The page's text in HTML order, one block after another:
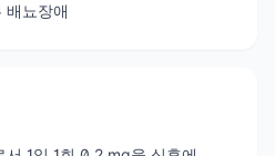
배뇨장애